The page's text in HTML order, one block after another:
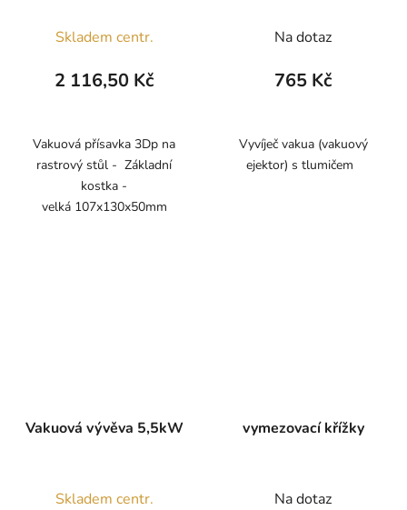
Skladem centr.
2 116,50 Kč
Vakuová přísavka 3Dp na
rastrový stůl - Základní
kostka -
velká 107x130x50mm
Na dotaz
765 Kč
Vyvíječ vakua (vakuový
ejektor) s tlumičem
Vakuová vývěva 5,5kW
Skladem centr.
vymezovací křížky
Na dotaz